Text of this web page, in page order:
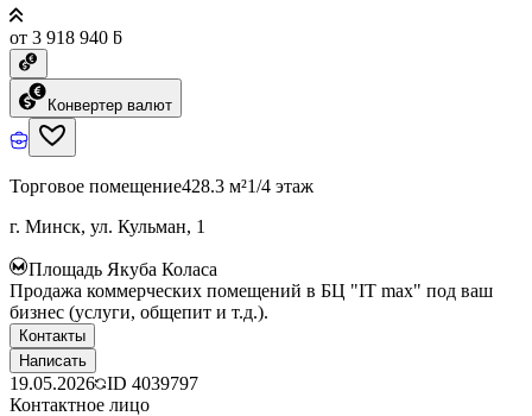
от 3 918 940 ƃ
Конвертер валют
Торговое помещение428.3 м²1/4 этаж
г. Минск, ул. Кульман, 1
Площадь Якуба Коласа
Продажа коммерческих помещений в БЦ "IT max" под ваш
бизнес (услуги, общепит и т.д.).
Контакты
Написать
19.05.2026 ID 4039797
Контактное лицо